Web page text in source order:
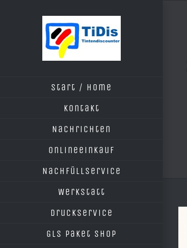
Start / Home
Kontakt
Nachrichten
Onlineeinkauf
Nachfüllservice
Werkstatt
Druckservice
GLS Paket Shop